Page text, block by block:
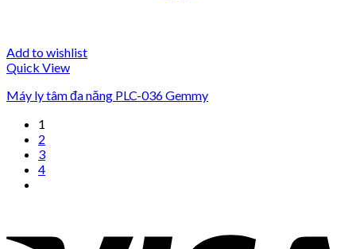
Add to wishlist
Quick View
Máy ly tâm đa năng PLC-036 Gemmy
1
2
3
4